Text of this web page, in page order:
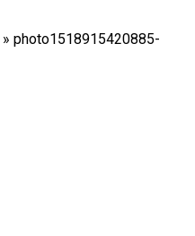
» photo1518915420885-